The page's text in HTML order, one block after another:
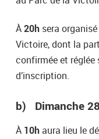
À20hsera organisé
Victoire, dont la
confirmée et réglée
d’inscription.
b) Dimanche
À 10haura lieu le